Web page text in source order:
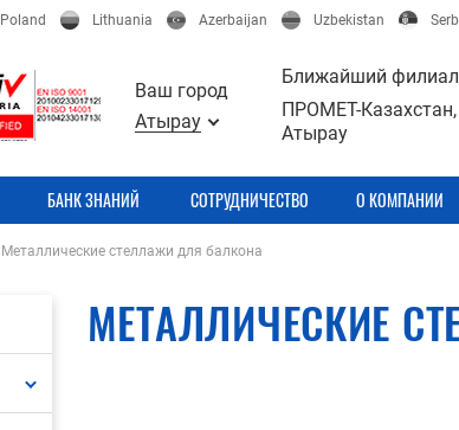
Poland Lithuania Azerbaijan Uzbekistan
Ваш город
Атырау
Ближайший филиал
ПРОМЕТ-Казахстан,
Атырау
БАНК ЗНАНИЙ СОТРУДНИЧЕСТВО О КОМПАНИИ
Металлические стеллажи для балкона
МЕТАЛЛИЧЕСКИЕ